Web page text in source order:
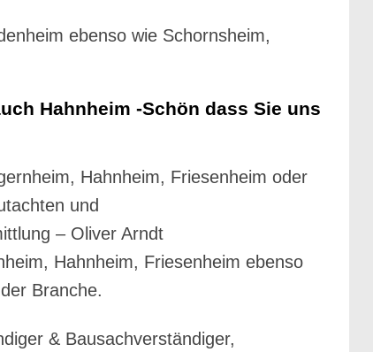
ebenso wie Schornsheim,
Hahnheim -Schön dass Sie uns
Hahnheim, Friesenheim oder
und
– Oliver Arndt
Hahnheim, Friesenheim ebenso
Branche.
& Bausachverständiger,